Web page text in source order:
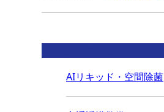
AIリキッド・空間除菌